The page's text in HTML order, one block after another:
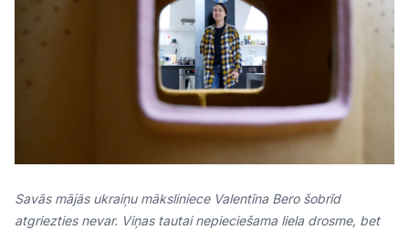
Savās mājās ukraiņu māksliniece Valentīna Bero šobrīd
atgriezties nevar. Viņas tautai nepieciešama liela drosme, bet